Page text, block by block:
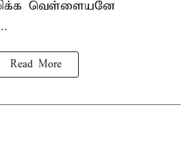
வெள்ளையனே
Read More